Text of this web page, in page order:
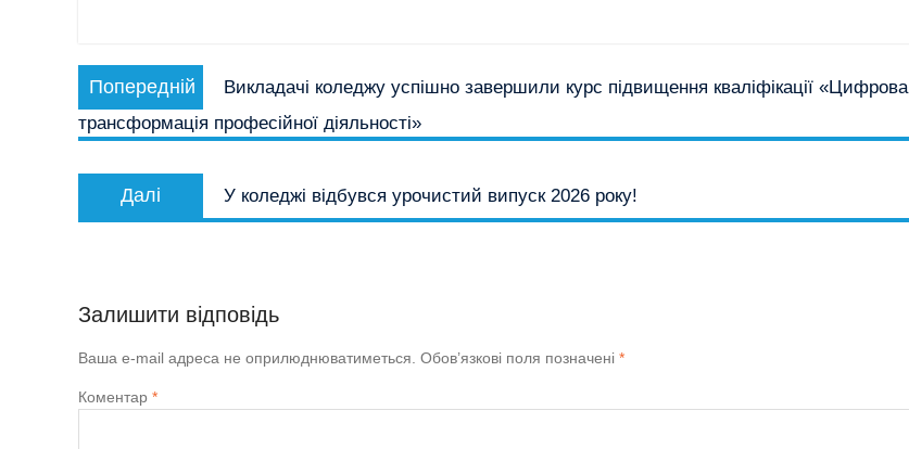
Навігація
записів
Попередній
запис:
Викладачі коледжу успішно завершили курс підвищення кваліфікації «Цифрова
трансформація професійної діяльності»
Далі
запис:
У коледжі відбувся урочистий випуск 2026 року!
Залишити відповідь
Ваша e-mail адреса не оприлюднюватиметься. Обов’язкові поля позначені *
Коментар *